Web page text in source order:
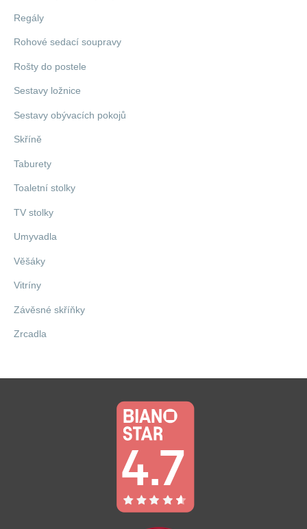
Regály
Rohové sedací soupravy
Rošty do postele
Sestavy ložnice
Sestavy obývacích pokojů
Skříně
Taburety
Toaletní stolky
TV stolky
Umyvadla
Věšáky
Vitríny
Závěsné skříňky
Zrcadla